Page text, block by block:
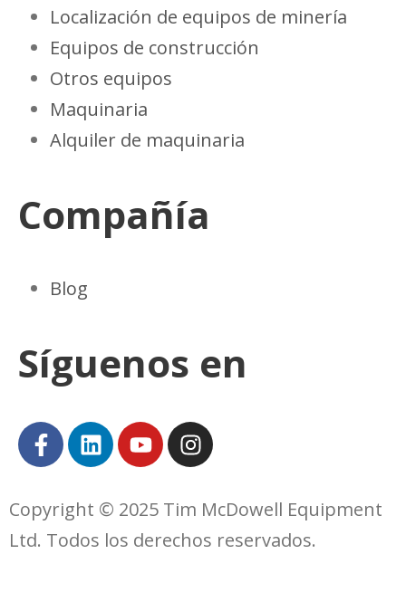
Localización de equipos de minería
Equipos de construcción
Otros equipos
Maquinaria
Alquiler de maquinaria
Compañía
Blog
Síguenos en
Copyright © 2025 Tim McDowell Equipment
Ltd. Todos los derechos reservados.